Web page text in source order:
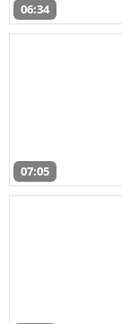
06:34
07:05